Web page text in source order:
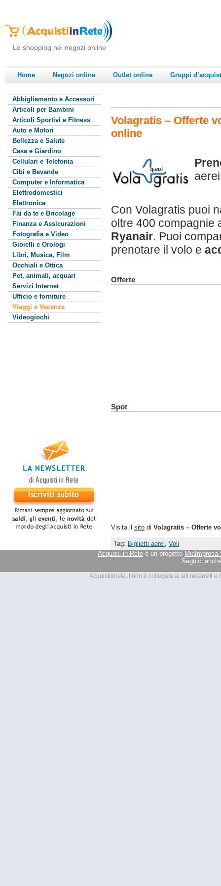
Lo shopping nei negozi online
Home Negozi online Outlet online Gruppi
Abbigliamento e Accessori
Articoli per Bambini
Articoli Sportivi e Fitness
Auto e Motori
Bellezza e Salute
Casa e Giardino
Cellulari e Telefonia
Cibi e Bevande
Computer e Informatica
Elettrodomestici
Elettronica
Fai da te e Bricolage
Finanza e Assicurazioni
Fotografia e Video
Gioielli e Orologi
Libri, Musica, Film
Occhiali e Ottica
Pet, animali, acquari
Servizi Internet
Ufficio e forniture
Viaggi e Vacanze
Videogiochi
Volagratis – Offerte
online
Con Volagratis puoi
oltre 400 compagnie
Ryanair. Puoi
prenotare il volo e
Offerte
Spot
Visita il sito di Volagratis – Offerte
Tag: Biglietti aerei, Voli
Acquisti in Rete è un progetto MiaImpresa
Seguici
Acquistiinrete.it non è collegato ai siti recensiti